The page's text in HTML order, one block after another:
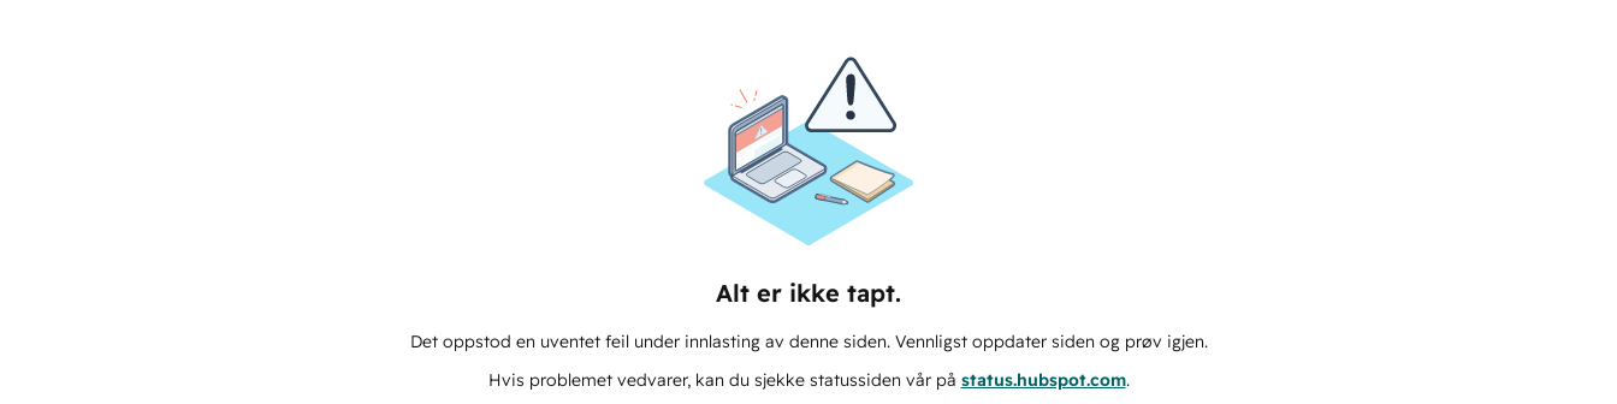
Alt er ikke tapt.
Det oppstod en uventet feil under innlasting av denne siden. Vennligst oppdater siden og prøv igjen.
Hvis problemet vedvarer, kan du sjekke statussiden vår på status.hubspot.com.